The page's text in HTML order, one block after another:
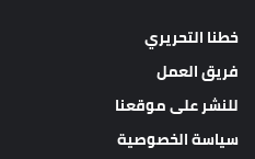
خطنا التحريري
فريق العمل
للنشر على موقعنا
سياسة الخصوصية